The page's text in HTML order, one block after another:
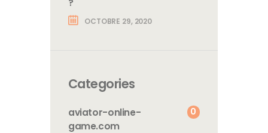
?
OCTOBRE 29, 2020
Categories
aviator-online-
game.com
0